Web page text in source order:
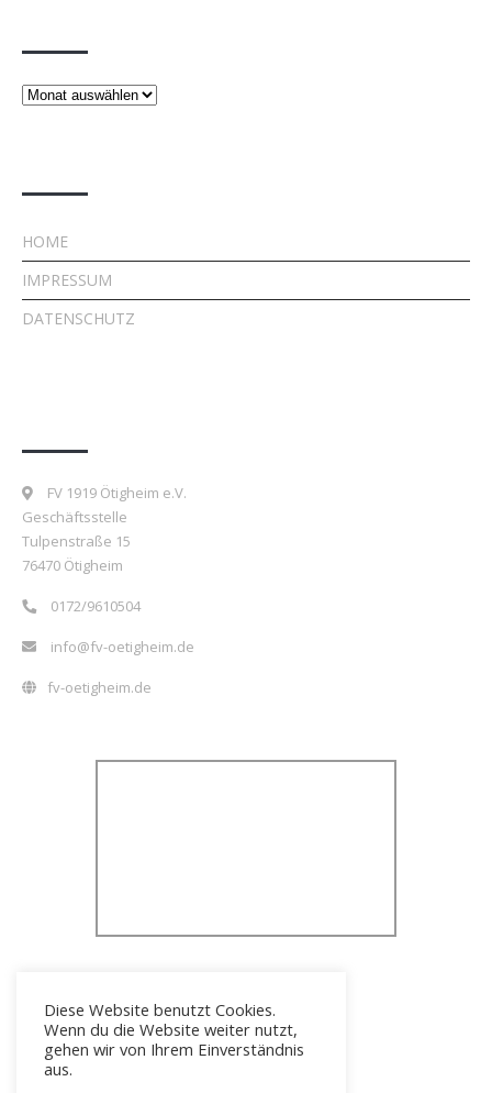
Beiträge
HOME
IMPRESSUM
DATENSCHUTZ
FV 1919 Ötigheim e.V.
Geschäftsstelle
Tulpenstraße 15
76470 Ötigheim
0172/9610504
info@fv-oetigheim.de
fv-oetigheim.de
Diese Website benutzt Cookies.
Wenn du die Website weiter nutzt,
gehen wir von Ihrem Einverständnis
aus.